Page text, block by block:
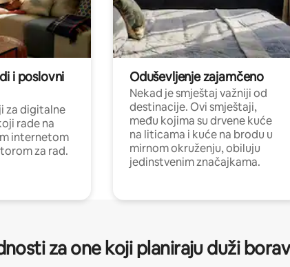
i poslovni
za digitalne
rade na
internetom
za rad.
Oduševljenje zajamčeno
Nekad je smještaj važniji od
destinacije. Ovi smještaji,
među kojima su drvene kuće
na liticama i kuće na brodu u
mirnom okruženju, obiluju
jedinstvenim značajkama.
za one koji planiraju duži